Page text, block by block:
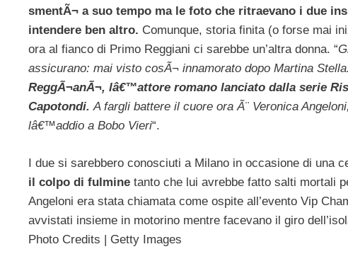
smentÃ¬ a suo tempo ma le foto che ritraevano i due
intendere ben altro. Comunque, storia finita (o forse mai
ora al fianco di Primo Reggiani ci sarebbe un’altra donna. “
assicurano: mai visto cosÃ¬ innamorato dopo Martina Stella.
ReggÃ¬anÃ¬, lâ€™attore romano lanciato dalla serie
Capotondi.A fargli battere il cuore ora Ã¨ Veronica
lâ€™addio a Bobo Vieri“.
I due si sarebbero conosciuti a Milano in occasione di una
il colpo di fulmine tanto che lui avrebbe fatto salti mortali
Angeloni era stata chiamata come ospite all’evento Vip
avvistati insieme in motorino mentre facevano il giro
Photo Credits | Getty Images